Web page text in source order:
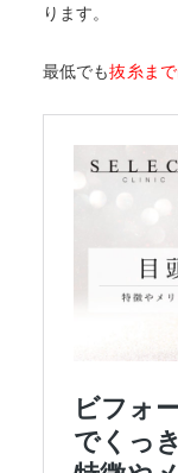
ります。
最低でも抜糸ま